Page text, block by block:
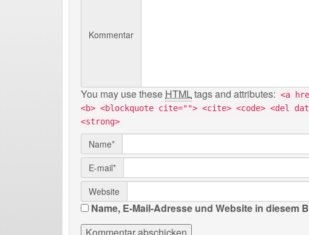
Kommentar
You may use these HTMLtags and attributes: <a
<b> <blockquote cite=""> <cite> <code> <del
<strong>
Name*
E-mail*
Website
Name, E-Mail-Adresse und Website in